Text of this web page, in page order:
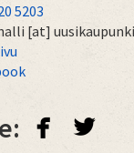
5203
[at]
facebook twitterbird